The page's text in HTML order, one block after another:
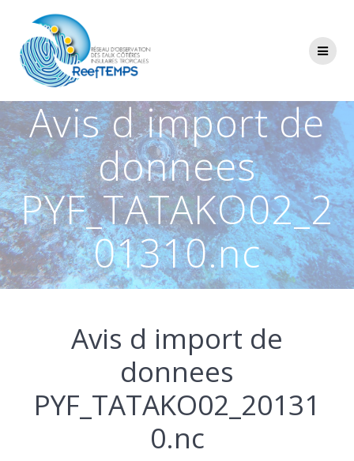
Avis d import de
donnees
PYF_TATAKO02_2
01310.nc
Avis d import de
donnees
PYF_TATAKO02_20131
0.nc